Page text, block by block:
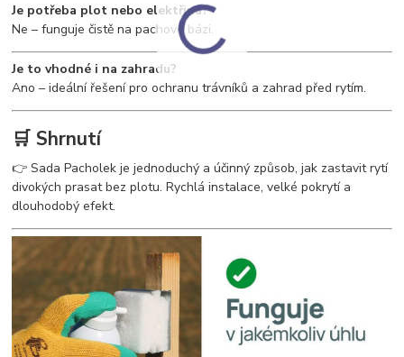
Je potřeba plot nebo elektřina?
Ne – funguje čistě na pachové bázi.
Je to vhodné i na zahradu?
Ano – ideální řešení pro ochranu trávníků a zahrad před rytím.
🛒 Shrnutí
👉 Sada Pacholek je jednoduchý a účinný způsob, jak zastavit rytí
divokých prasat bez plotu. Rychlá instalace, velké pokrytí a
dlouhodobý efekt.